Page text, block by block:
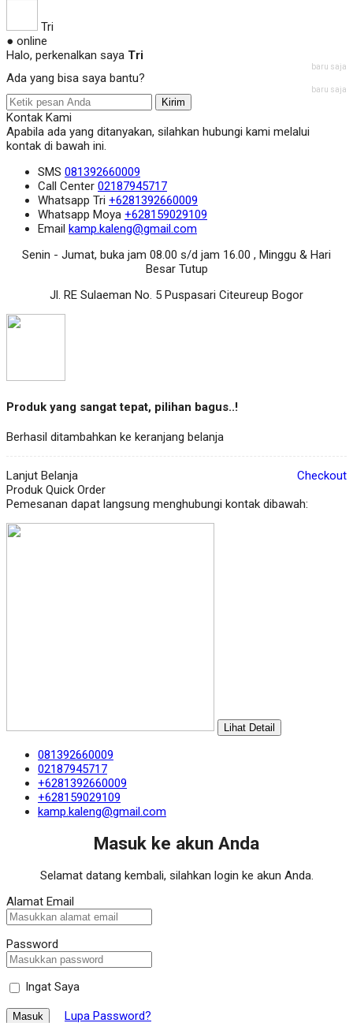
Tri
● online
Halo, perkenalkan saya Tri
baru saja
Ada yang bisa saya bantu?
baru saja
Kirim
Kontak Kami
Apabila ada yang ditanyakan, silahkan hubungi kami melalui
kontak di bawah ini.
SMS 081392660009
Call Center 02187945717
Whatsapp Tri +6281392660009
Whatsapp Moya +628159029109
Email kamp.kaleng@gmail.com
Senin - Jumat, buka jam 08.00 s/d jam 16.00 , Minggu & Hari
Besar Tutup
Jl. RE Sulaeman No. 5 Puspasari Citeureup Bogor
Produk yang sangat tepat, pilihan bagus..!
Berhasil ditambahkan ke keranjang belanja
Lanjut Belanja
Checkout
Produk Quick Order
Pemesanan dapat langsung menghubungi kontak dibawah:
Lihat Detail
081392660009
02187945717
+6281392660009
+628159029109
kamp.kaleng@gmail.com
Masuk ke akun Anda
Selamat datang kembali, silahkan login ke akun Anda.
Alamat Email
Password
Ingat Saya
Masuk Lupa Password?